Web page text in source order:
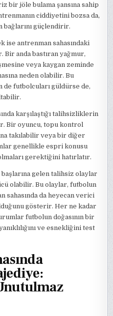
bir jöle bulama şansına sahip
ciddiyetini bozsa da,
güçlendirir.
ise antrenman sahasındaki
Bir anda bastıran yağmur,
veya kaygan zeminde
neden olabilir. Bu
futbolcuları güldürse de,
karşılaştığı talihsizliklerin
Bir oyuncu, topu kontrol
takılabilir veya bir diğer
genellikle espri konusu
gerektiğini hatırlatır.
gelen talihsiz olaylar
olabilir. Bu olaylar, futbolun
sahasında da heyecan verici
gösterir. Her ne kadar
futbolun doğasının bir
ve esnekliğini test